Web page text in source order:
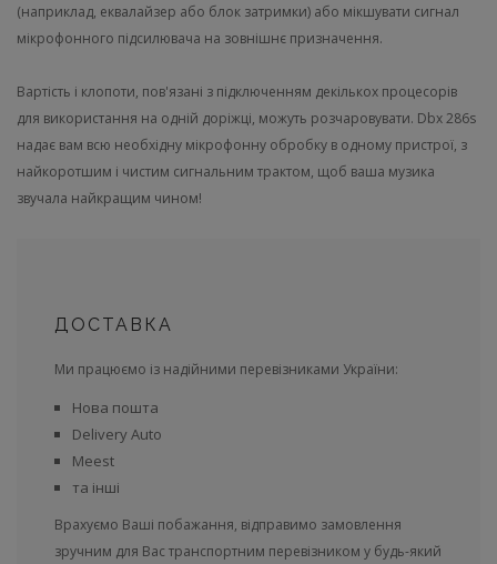
(наприклад, еквалайзер або блок затримки) або мікшувати сигнал
мікрофонного підсилювача на зовнішнє призначення.
Вартість і клопоти, пов'язані з підключенням декількох процесорів
для використання на одній доріжці, можуть розчаровувати. Dbx 286s
надає вам всю необхідну мікрофонну обробку в одному пристрої, з
найкоротшим і чистим сигнальним трактом, щоб ваша музика
звучала найкращим чином!
ДОСТАВКА
Ми працюємо із надійними перевізниками України:
Нова пошта
Delivery Auto
Meest
та інші
Врахуємо Ваші побажання, відправимо замовлення
зручним для Вас транспортним перевізником у будь-який